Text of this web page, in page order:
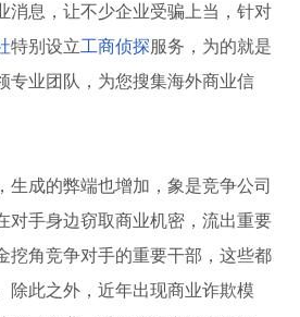
消息，让不少企业受骗上当，针对
特别设立工商侦探服务，为的就是
专业团队，为您搜集海外商业信
生成的弊端也增加，象是竞争公司
对手身边窃取商业机密，流出重要
挖角竞争对手的重要干部，这些都
除此之外，近年出现商业诈欺模